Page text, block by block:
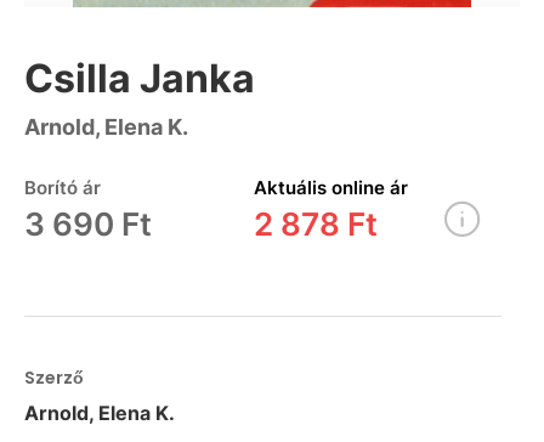
Csilla Janka
Arnold, Elena K.
Borító ár
3 690 Ft
Aktuális online ár
2 878 Ft
Szerző
Arnold, Elena K.